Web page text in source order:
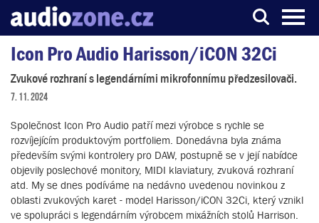
Server o digitálním zpracování zvuku
Icon Pro Audio Harisson/iCON 32Ci
Zvukové rozhraní s legendárními mikrofonnímu předzesilovači.
7. 11. 2024
Společnost Icon Pro Audio patří mezi výrobce s rychle se
rozvíjejícím produktovým portfoliem. Donedávna byla známa
především svými kontrolery pro DAW, postupně se v její nabídce
objevily poslechové monitory, MIDI klaviatury, zvuková rozhraní
atd. My se dnes podíváme na nedávno uvedenou novinkou z
oblasti zvukových karet - model Harisson/iCON 32Ci, který vznikl
ve spolupráci s legendárním výrobcem mixážních stolů Harrison.